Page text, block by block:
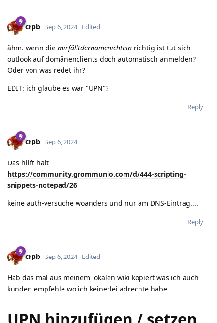
crpb Sep 6, 2024 Edited
ähm. wenn die mirfälltdernamenichtein richtig ist tut sich
outlook auf domänenclients doch automatisch anmelden?
Oder von was redet ihr?
EDIT: ich glaube es war "UPN"?
Reply
crpb Sep 6, 2024
Das hilft halt
https://community.grommunio.com/d/444-scripting-
snippets-notepad/26
keine auth-versuche woanders und nur am DNS-Eintrag....
Reply
crpb Sep 6, 2024 Edited
Hab das mal aus meinem lokalen wiki kopiert was ich auch
kunden empfehle wo ich keinerlei adrechte habe.